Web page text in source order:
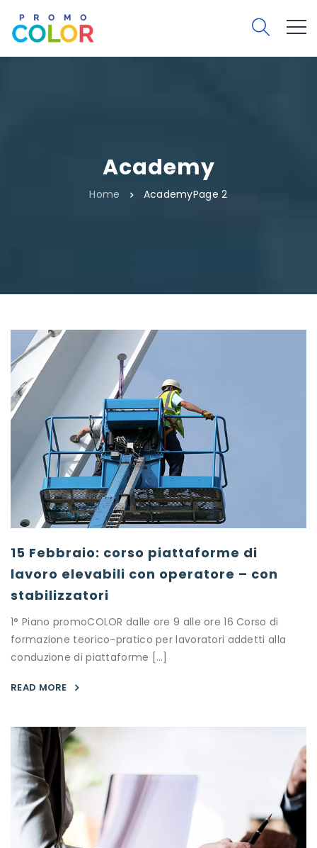
Academy
Home AcademyPage 2
15 Febbraio: corso piattaforme di
lavoro elevabili con operatore – con
stabilizzatori
1° Piano promoCOLOR dalle ore 9 alle ore 16 Corso di
formazione teorico-pratico per lavoratori addetti alla
conduzione di piattaforme […]
READ MORE